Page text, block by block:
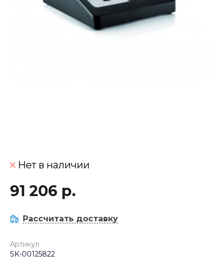
Нет в наличии
91 206 р.
Рассчитать доставку
Артикул
SK-00125822